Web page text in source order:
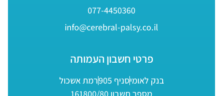
077-4450360
info@cerebral-palsy.co.il
פרטי חשבון העמותה
בנק לאומיסניף 905
רמת אשכול